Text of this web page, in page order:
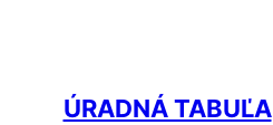
ÚRADNÁ TABUĽA